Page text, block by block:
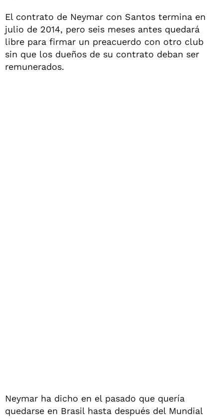
El contrato de Neymar con Santos termina en
julio de 2014, pero seis meses antes quedará
libre para firmar un preacuerdo con otro club
sin que los dueños de su contrato deban ser
remunerados.
Neymar ha dicho en el pasado que quería
quedarse en Brasil hasta después del Mundial